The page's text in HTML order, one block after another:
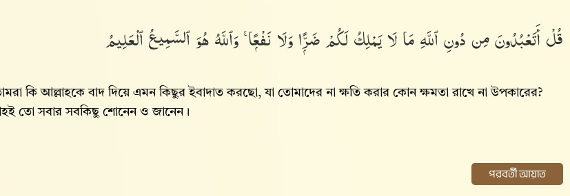
قُلْ أَتَعْبُدُونَ مِن دُونِ ٱللَّهِ مَا لَا يَمْلِكُ لَكُمْ ضَرًّۭا وَلَا نَفْعًۭا ۚ وَٱللَّهُ هُوَ ٱلسَّمِيعُ ٱلْعَلِيمُ
কি আল্লাহকে বাদ দিয়ে এমন কিছুর ইবাদাত করছো, যা তোমাদের না ক্ষতি করার কোন ক্ষমতা রাখে না উপকারের?
তো সবার সবকিছু শোনেন ও জানেন।
পরবর্তী আয়াত